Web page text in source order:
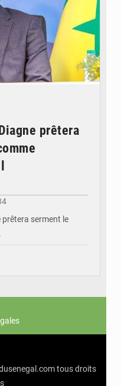
prêtera
serment le
tous droits